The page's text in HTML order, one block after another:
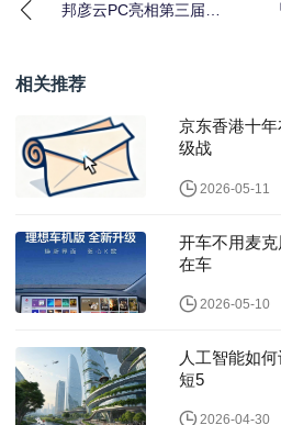
邦彦云PC亮相第三届快
相关推荐
京东香港十
级战
2026-05-11
开车不用麦
在车
2026-05-10
人工智能如
短5
2026-04-30